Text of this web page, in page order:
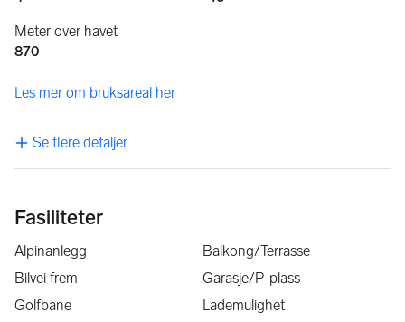
Meter over havet
870
Les mer om bruksareal her
Se flere detaljer
Fasiliteter
Alpinanlegg
Balkong/Terrasse
Bilvei frem
Garasje/P-plass
Golfbane
Lademulighet